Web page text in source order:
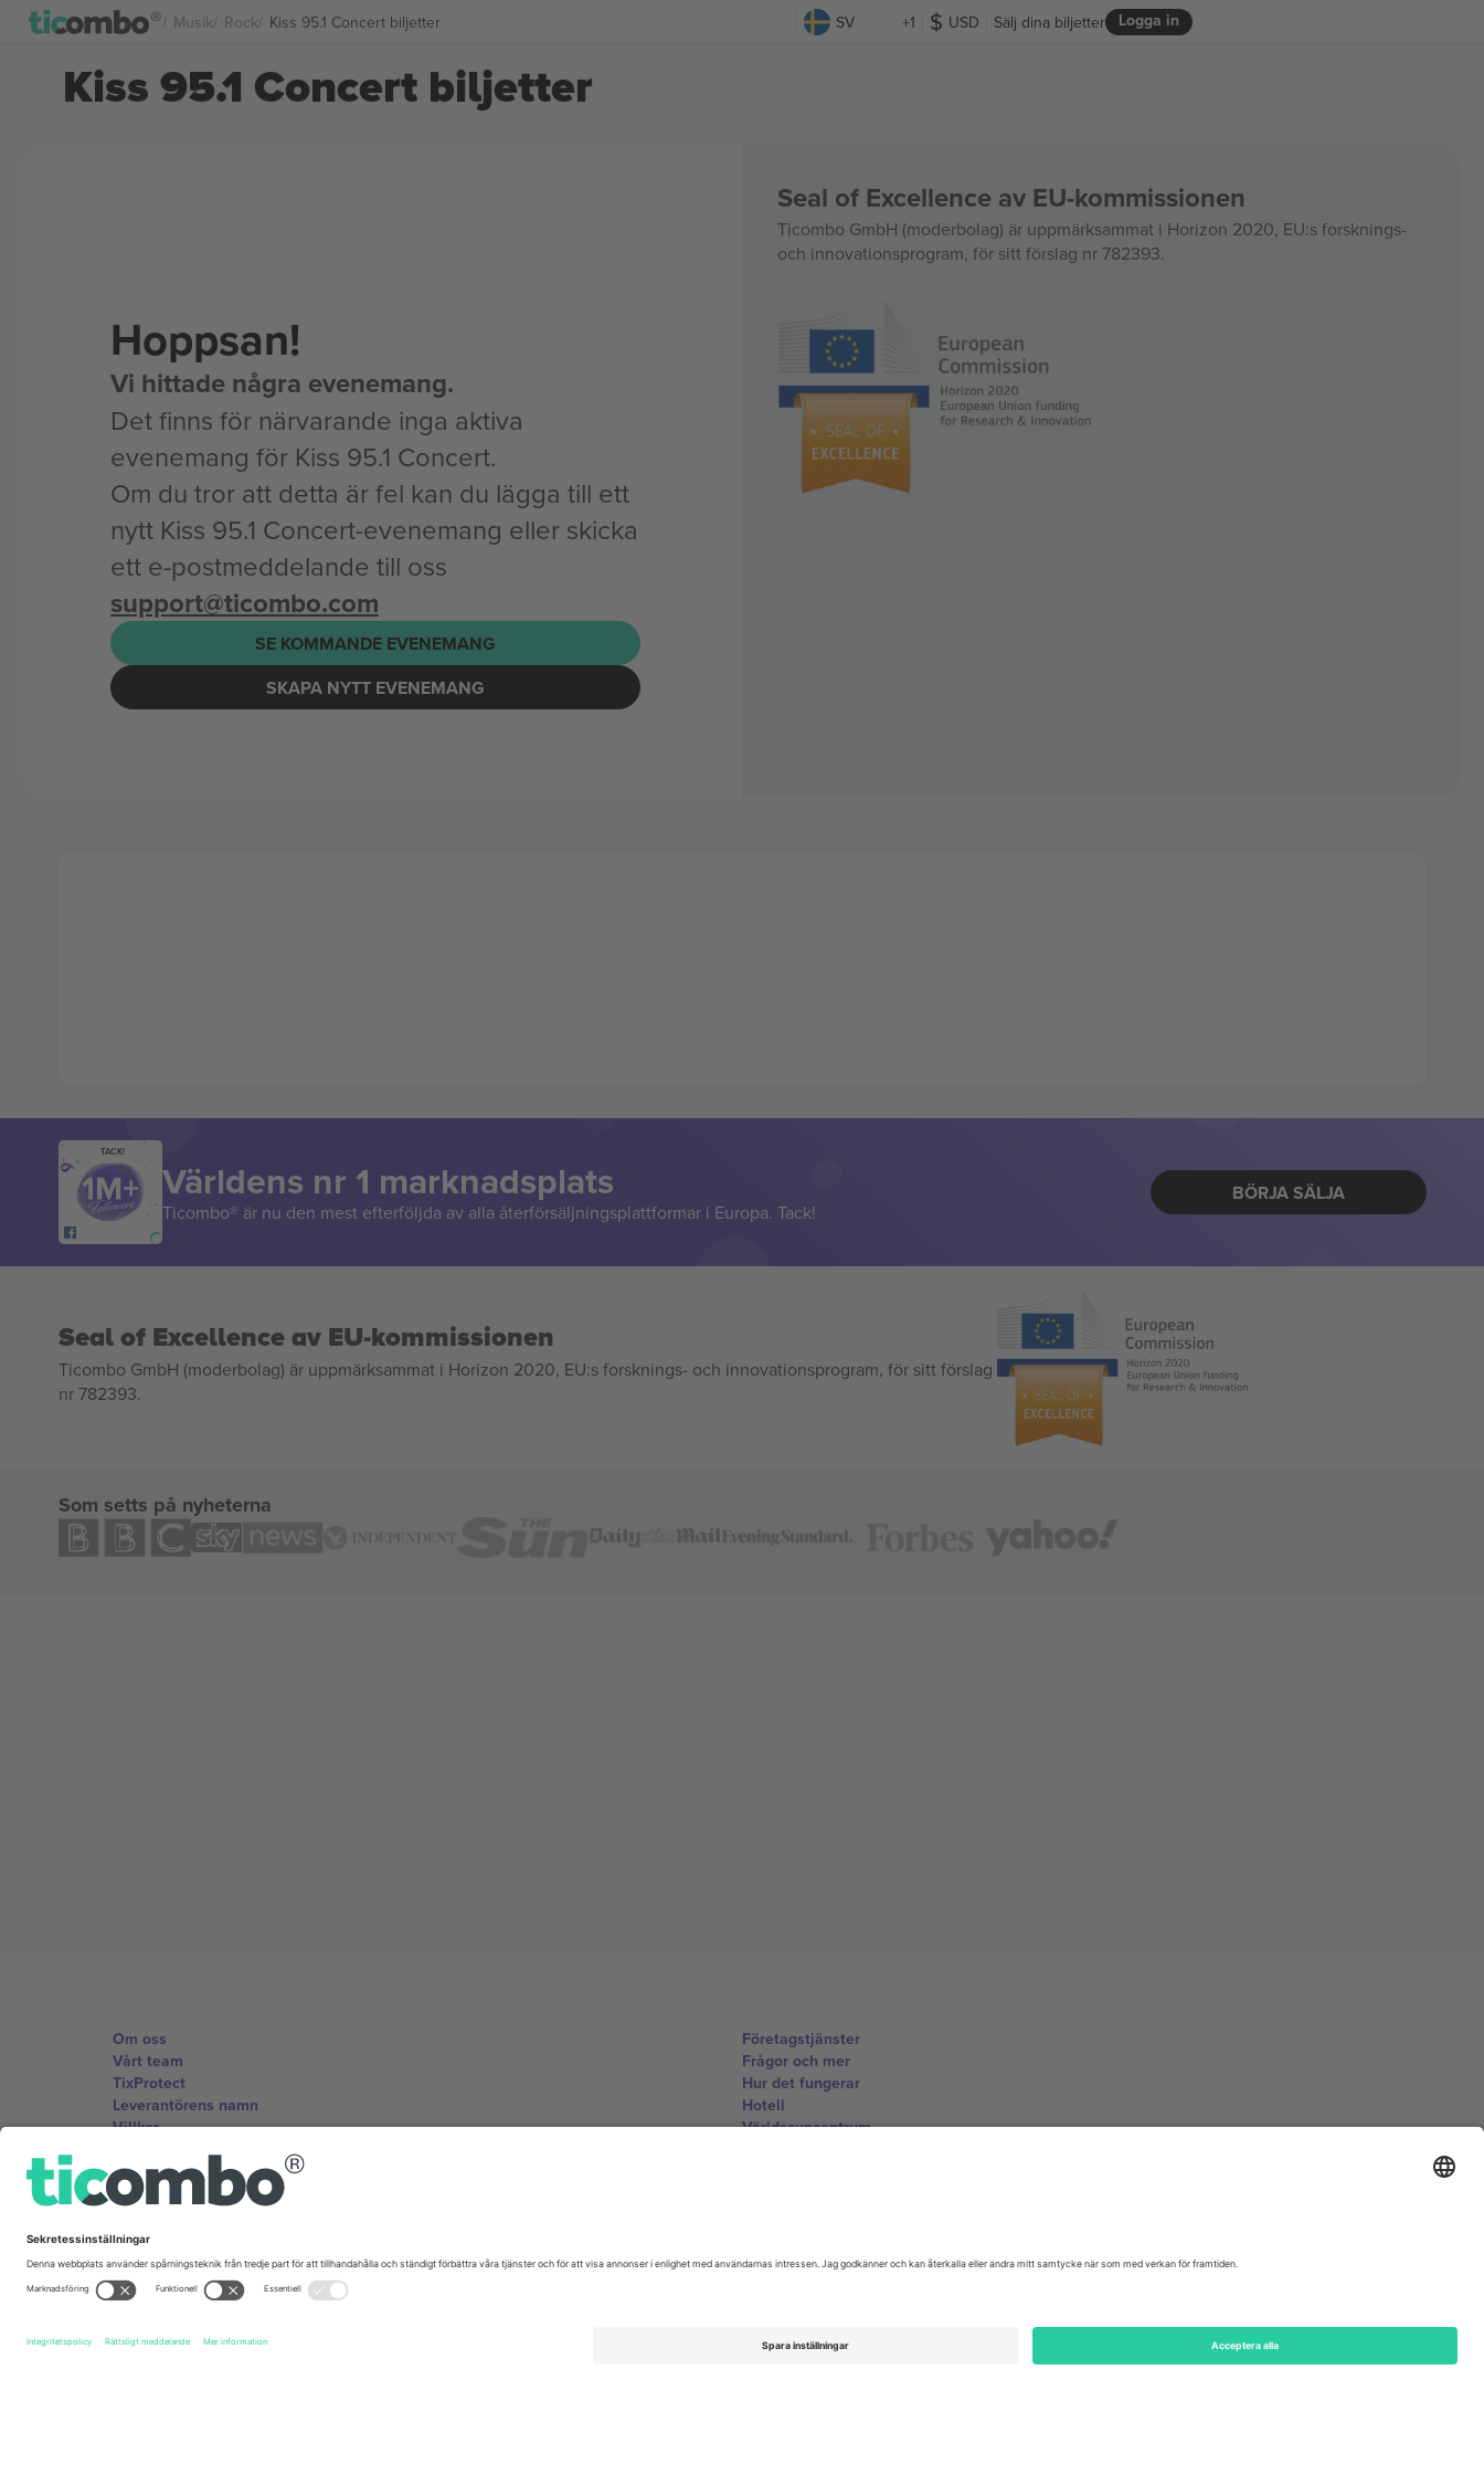
Musik Rock Kiss 95.1 Concert biljetter SV +1 USD Logga in
Sälj dina biljetter
Kiss 95.1 Concert biljetter
Hoppsan!
Vi hittade några evenemang.
Det finns för närvarande inga aktiva
evenemang för Kiss 95.1 Concert.
Om du tror att detta är fel kan du lägga till ett
nytt Kiss 95.1 Concert-evenemang eller skicka
ett e-postmeddelande till oss
support@ticombo.com
SE KOMMANDE EVENEMANG
SKAPA NYTT EVENEMANG
Seal of Excellence av EU-kommissionen
Ticombo GmbH (moderbolag) är uppmärksammat i Horizon 2020, EU:s forsknings-
och innovationsprogram, för sitt förslag nr 782393.
TACK!
Världens nr 1 marknadsplats
Ticombo® är nu den mest efterföljda av alla återförsäljningsplattformar i Europa. Tack!
BÖRJA SÄLJA
Seal of Excellence av EU-kommissionen
Ticombo GmbH (moderbolag) är uppmärksammat i Horizon 2020, EU:s forsknings- och innovationsprogram, för sitt förslag
nr 782393.
Som setts på nyheterna
Om oss
Vårt team
TixProtect
Leverantörens namn
Villkor
Affiliate-program
Företagstjänster
Frågor och mer
Hur det fungerar
Hotell
Världscupcentrum